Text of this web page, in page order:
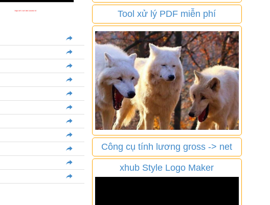
Tool xử lý PDF miễn phí
Công cụ tính lương gross -> net
xhub Style Logo Maker